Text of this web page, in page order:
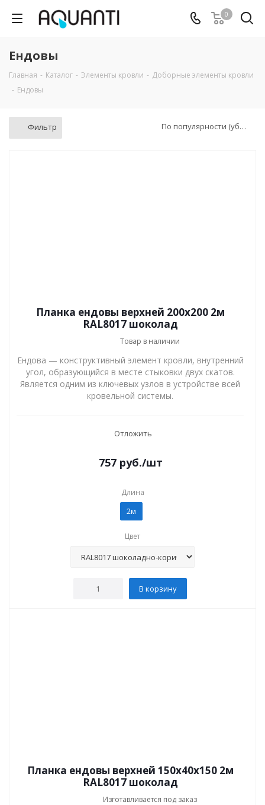
0
Ендовы
Главная - Каталог - Элементы кровли - Доборные элементы кровли
- Ендовы
Фильтр По популярности (убывание)
Планка ендовы верхней 200x200 2м
RAL8017 шоколад
Товар в наличии
Ендова — конструктивный элемент кровли, внутренний
угол, образующийся в месте стыковки двух скатов.
Является одним из ключевых узлов в устройстве всей
кровельной системы.
Отложить
757руб./шт
Длина
2м
Цвет
В корзину
Планка ендовы верхней 150x40x150 2м
RAL8017 шоколад
Изготавливается под заказ